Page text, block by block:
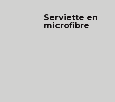
Serviette en
microfibre